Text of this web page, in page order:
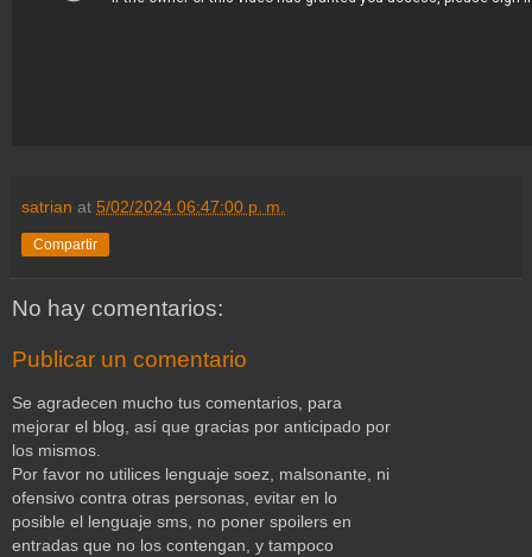
satrian at 5/02/2024 06:47:00 p. m.
Compartir
No hay comentarios:
Publicar un comentario
Se agradecen mucho tus comentarios, para
mejorar el blog, así que gracias por anticipado por
los mismos.
Por favor no utilices lenguaje soez, malsonante, ni
ofensivo contra otras personas, evitar en lo
posible el lenguaje sms, no poner spoilers en
entradas que no los contengan, y tampoco